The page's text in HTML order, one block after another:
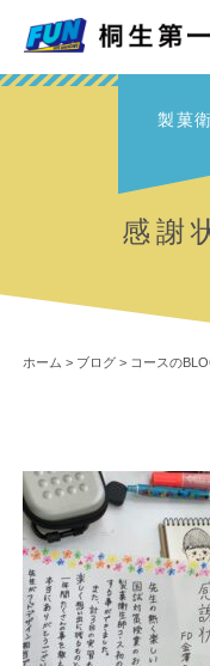
製菓
感謝
ホーム > ブログ> コースの